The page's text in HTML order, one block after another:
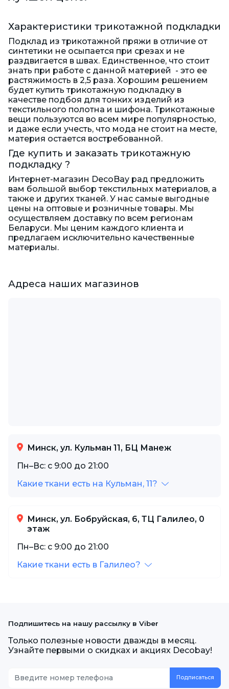
Характеристики трикотажной подкладки
Подклад из трикотажной пряжи в отличие от
синтетики не осыпается при срезах и не
раздвигается в швах. Единственное, что стоит
знать при работе с данной материей - это ее
растяжимость в 2,5 раза. Хорошим решением
будет купить трикотажную подкладку в
качестве подбоя для тонких изделий из
текстильного полотна и шифона. Трикотажные
вещи пользуются во всем мире популярностью,
и даже если учесть, что мода не стоит на месте,
материя остается востребованной.
Где купить и заказать трикотажную
подкладку ?
Интернет-магазин DecoBay рад предложить
вам большой выбор текстильных материалов, а
также и других тканей. У нас самые выгодные
цены на оптовые и розничные товары. Мы
осуществляем доставку по всем регионам
Беларуси. Мы ценим каждого клиента и
предлагаем исключительно качественные
материалы.
Адреса наших магазинов
Минск, ул. Кульман 11, БЦ Манеж
Пн–Вс: с 9:00 до 21:00
Какие ткани есть на Кульман, 11?
Минск, ул. Бобруйская, 6, ТЦ Галилео, 0
этаж
Пн–Вс: с 9:00 до 21:00
Какие ткани есть в Галилео?
Подпишитесь на нашу рассылку в Viber
Только полезные новости дважды в месяц.
Узнайте первыми о скидках и акциях Decobay!